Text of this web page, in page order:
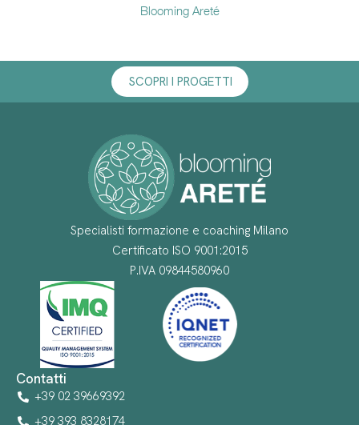
Blooming Areté
SCOPRI I PROGETTI
Specialisti formazione e coaching Milano
Certificato ISO 9001:2015
P.IVA 09844580960
Contatti
+39 02 39669392
+39 393 8328174